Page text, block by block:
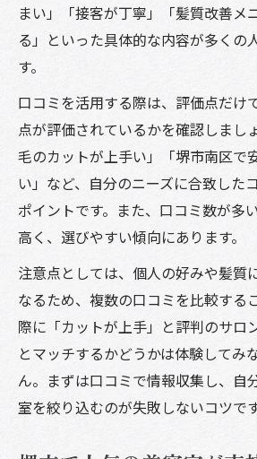
まい」「接客が丁寧」「髪質改善メ
る」といった具体的な内容が多くの
す。
口コミを活用する際は、評価点だけ
点が評価されているかを確認しまし
毛のカットが上手い」「堺市南区で
い」など、自分のニーズに合致した
ポイントです。また、口コミ数が多
高く、選びやすい傾向にあります。
注意点としては、個人の好みや髪質
なるため、複数の口コミを比較する
際に「カットが上手」と評判のサロ
とマッチするかどうかは体験してみ
ん。まずは口コミで情報収集し、自
室を絞り込むのが失敗しないコツです